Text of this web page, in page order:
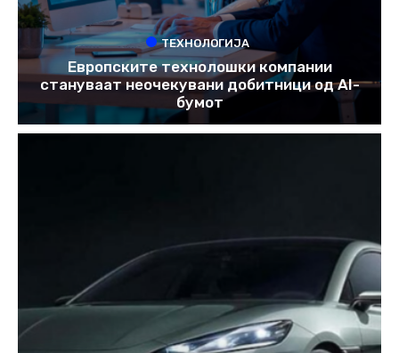
ТЕХНОЛОГИЈА
Европските технолошки компании
стануваат неочекувани добитници од AI-
бумот